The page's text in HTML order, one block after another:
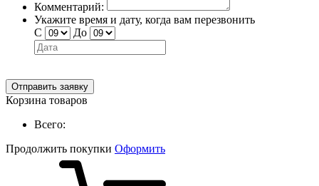
Комментарий:
Укажите время и дату, когда вам перезвонить
С
До
Отправить заявку
Корзина товаров
Всего:
Продолжить покупки Оформить